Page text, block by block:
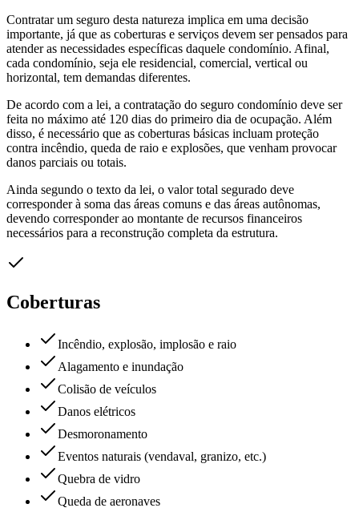
Contratar um seguro desta natureza implica em uma decisão
importante, já que as coberturas e serviços devem ser pensados para
atender as necessidades específicas daquele condomínio. Afinal,
cada condomínio, seja ele residencial, comercial, vertical ou
horizontal, tem demandas diferentes.
De acordo com a lei, a contratação do seguro condomínio deve ser
feita no máximo até 120 dias do primeiro dia de ocupação. Além
disso, é necessário que as coberturas básicas incluam proteção
contra incêndio, queda de raio e explosões, que venham provocar
danos parciais ou totais.
Ainda segundo o texto da lei, o valor total segurado deve
corresponder à soma das áreas comuns e das áreas autônomas,
devendo corresponder ao montante de recursos financeiros
necessários para a reconstrução completa da estrutura.
Coberturas
Incêndio, explosão, implosão e raio
Alagamento e inundação
Colisão de veículos
Danos elétricos
Desmoronamento
Eventos naturais (vendaval, granizo, etc.)
Quebra de vidro
Queda de aeronaves